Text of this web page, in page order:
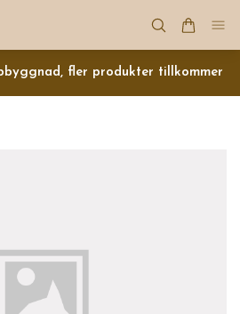
fler produkter tillkommer